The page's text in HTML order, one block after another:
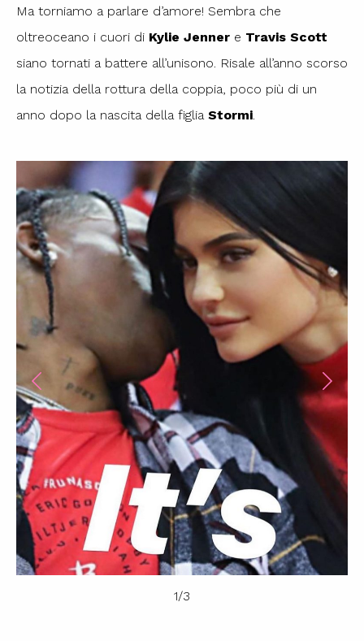
Ma torniamo a parlare d’amore! Sembra che
oltreoceano i cuori di Kylie Jenner e Travis Scott
siano tornati a battere all’unisono. Risale all’anno scorso
la notizia della rottura della coppia, poco più di un
anno dopo la nascita della figlia Stormi.
1/3